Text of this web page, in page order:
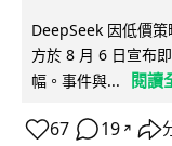
DeepSeek 因低價
方於 8 月 6 日宣布
幅。事件與...
閱讀
67 19 ↗